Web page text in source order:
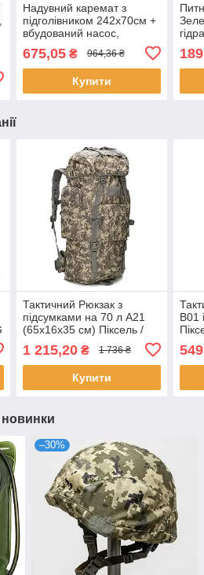
Надувний каремат з
підголівником 242х70см +
вбудований насос,
матрац з подушкою /
Килимок туристичний
675,05₴ 964,36 ₴
Купити
189
Тактичний Рюкзак з
підсумками на 70 л A21
(65х16х35 см) Піксель /
1 215,20₴ 1 736 ₴
Купити
B01
549
новинки
–30%